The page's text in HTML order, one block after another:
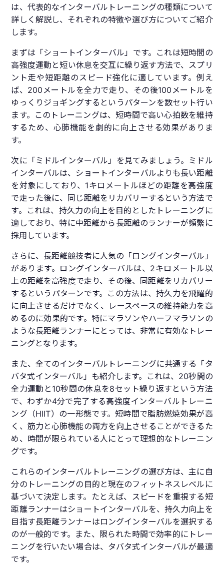
は、代表的なインターバルトレーニングの種類について
詳しく解説し、それぞれの特徴や選び方についてご紹介
します。
まずは「ショートインターバル」です。これは短時間の
高強度運動と短い休息を交互に繰り返す方法で、スプリ
ント走や短距離のスピード強化に適しています。例え
ば、200メートルを全力で走り、その後100メートルを
ゆっくりジョギングするというパターンを数セット行い
ます。このトレーニングは、短時間で高い心拍数を維持
するため、心肺機能を劇的に向上させる効果がありま
す。
次に「ミドルインターバル」を見てみましょう。ミドル
インターバルは、ショートインターバルよりも長い距離
を対象にしており、1キロメートルほどの距離を高強度
で走った後に、同じ距離をリカバリーするという方法で
す。これは、持久力の向上を目的としたトレーニングに
適しており、特に中距離から長距離のランナーが頻繁に
採用しています。
さらに、長距離競技者に人気の「ロングインターバル」
があります。ロングインターバルは、2キロメートル以
上の距離を高強度で走り、その後、同距離をリカバリー
するというパターンです。この方法は、持久力を飛躍的
に向上させるだけでなく、レースペースの維持能力を高
めるのに効果的です。特にマラソンやハーフマラソンの
ような長距離ランナーにとっては、非常に有効なトレー
ニングとなります。
また、全てのインターバルトレーニングに共通する「タ
バタ式インターバル」も紹介します。これは、20秒間の
全力運動と10秒間の休息を8セット繰り返すという方法
で、わずか4分で完了する高強度インターバルトレーニ
ング（HIIT）の一形態です。短時間で脂肪燃焼効果が高
く、筋力と心肺機能の両方を向上させることができるた
め、時間が限られている人にとって理想的なトレーニン
グです。
これらのインターバルトレーニングの選び方は、主に自
分のトレーニングの目的と現在のフィットネスレベルに
基づいて決定します。たとえば、スピードを重視する短
距離ランナーはショートインターバルを、持久力向上を
目指す長距離ランナーはロングインターバルを選択する
のが一般的です。また、限られた時間で効率的にトレー
ニングを行いたい場合は、タバタ式インターバルが最適
です。